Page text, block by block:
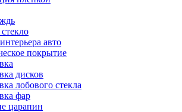
авто
покрытие
дисков
лобового стекла
фар
царапин